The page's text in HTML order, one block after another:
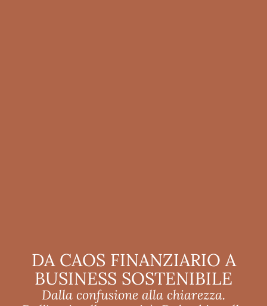
DA CAOS FINANZIARIO A
BUSINESS SOSTENIBILE
Dalla confusione alla chiarezza.